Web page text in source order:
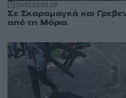
19:5113.03.19
Σε Σκαραμαγκά και
από τη Μόρια